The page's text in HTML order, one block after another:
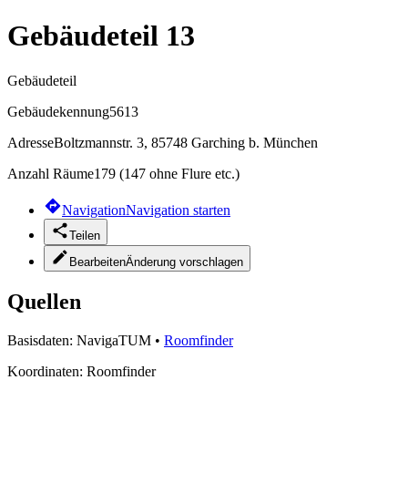
Gebäudeteil 13
Gebäudeteil
Gebäudekennung5613
AdresseBoltzmannstr. 3, 85748 Garching b. München
Anzahl Räume179 (147 ohne Flure etc.)
NavigationNavigation starten
Teilen
BearbeitenÄnderung vorschlagen
Quellen
Basisdaten: NavigaTUM • Roomfinder
Koordinaten: Roomfinder